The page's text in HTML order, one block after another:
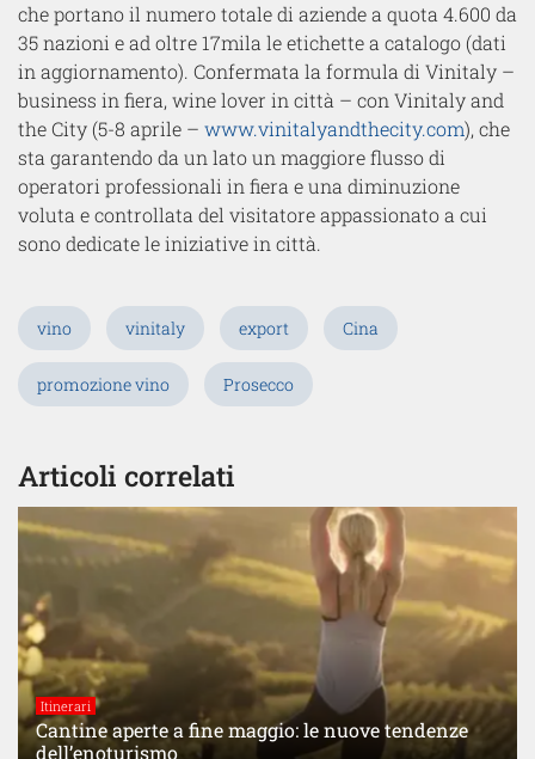
che portano il numero totale di aziende a quota 4.600 da
35 nazioni e ad oltre 17mila le etichette a catalogo (dati
in aggiornamento). Confermata la formula di Vinitaly –
business in fiera, wine lover in città – con Vinitaly and
the City (5-8 aprile – www.vinitalyandthecity.com), che
sta garantendo da un lato un maggiore flusso di
operatori professionali in fiera e una diminuzione
voluta e controllata del visitatore appassionato a cui
sono dedicate le iniziative in città.
vino vinitaly export Cina
promozione vino Prosecco
Articoli correlati
Itinerari
Cantine aperte a fine maggio: le nuove tendenze
dell’enoturismo